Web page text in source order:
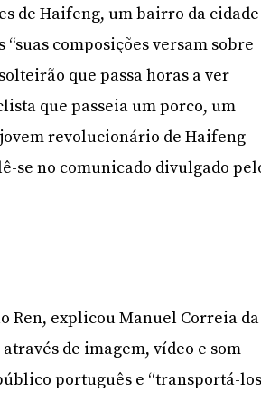
de Haifeng, um bairro da cidade
composições versam sobre
que passa horas a ver
que passeia um porco, um
revolucionário de Haifeng
se no comunicado divulgado
Ren, explicou Manuel Correia da
de imagem, vídeo e som
português e “transportá-